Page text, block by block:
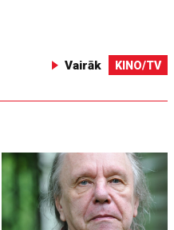
Vairāk KINO/TV